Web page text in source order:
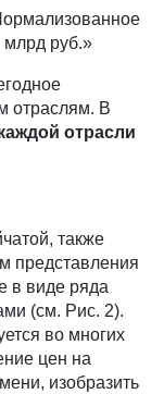
млрд руб.»
отраслям. В
отрасли
также
представления
в виде ряда
(см. Рис. 2).
во многих
цен на
изобразить